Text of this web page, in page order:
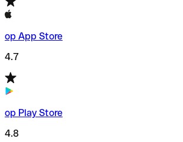
op App Store
4.7
op Play Store
4.8